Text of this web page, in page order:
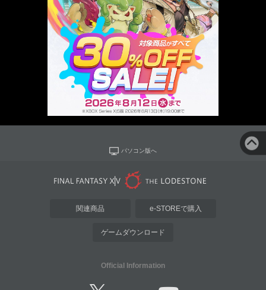
パソコン版へ
関連商品 e-STOREで購入
ゲームダウンロード
Official Information